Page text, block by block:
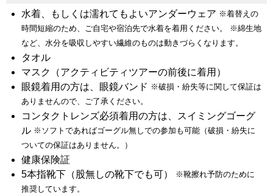
水着、もしくは濡れてもよいアンダーウェア ※着替えの
時間短縮のため、
ご自宅や宿泊先で水着を着用ください。 ※綿生地
など、水分を吸収しやすい繊維のものは動きづらくなります。
タオル
マスク（アクティビティツアーの前後に着用）
眼鏡着用の方は、眼鏡バンド ※破損・紛失等に関して保証は
ありませんので、ご了承ください。
コンタクトレンズ必須着用の方は、スイミングゴーグ
ル ※ソフトであればゴーグル無しでの参加も可能（破損・紛失に
ついての保証はありません。）
健康保険証
5本指靴下（股無しの靴下でも可）
※靴擦れ予防のために
推奨しています。